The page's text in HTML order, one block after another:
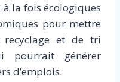
la fois écologiques
pour mettre
et de tri
pourrait générer
d’emplois.